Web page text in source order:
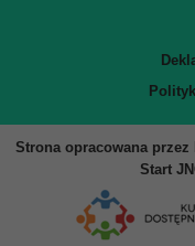
Strona opracowana przez
Start